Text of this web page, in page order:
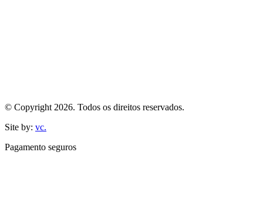
© Copyright 2026. Todos os direitos reservados.
Site by: vc.
Pagamento seguros